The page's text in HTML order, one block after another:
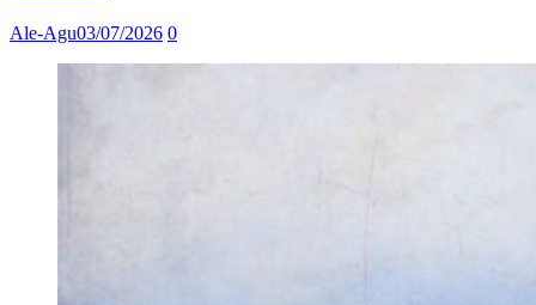
Ale-Agu03/07/2026 0